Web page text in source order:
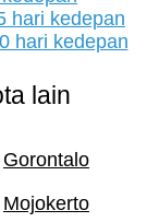
hari kedepan
hari kedepan
lain
Gorontalo
Mojokerto